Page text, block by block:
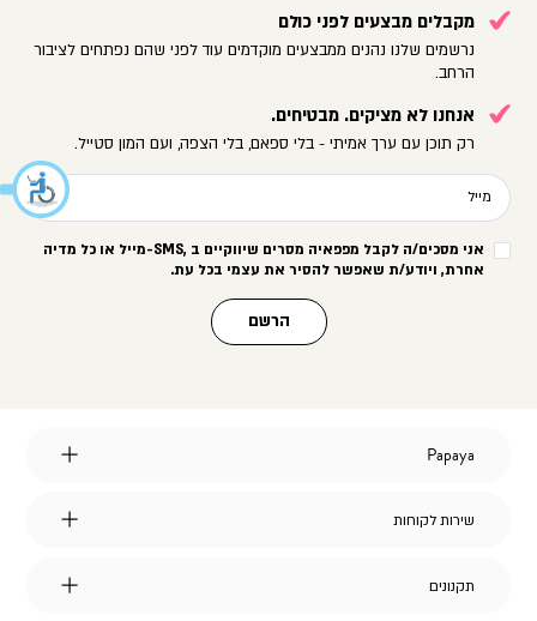
מקבלים מבצעים לפני כולם
נרשמים שלנו נהנים ממבצעים מוקדמים עוד לפני שהם נפתחים לציבור
הרחב.
אנחנו לא מציקים. מבטיחים.
רק תוכן עם ערך אמיתי - בלי ספאם, בלי הצפה, ועם המון סטייל.
מייל
אני מסכים/ה לקבל מפפאיה מסרים שיווקיים ב -SMS,מייל או כל מדיה
אחרת, ויודע/ת שאפשר להסיר את עצמי בכל עת.
הרשם
Papaya
Papaya
הצהרת נגישות
שירות
שירות לקוחות
משלוחים
תקנונים
תקנונים